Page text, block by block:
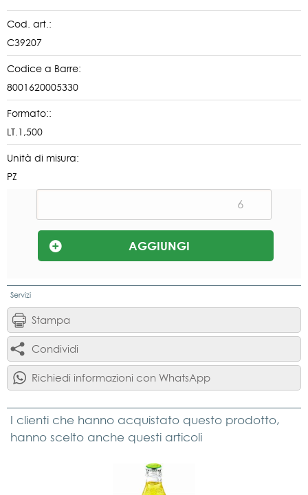
Cod. art.:
C39207
Codice a Barre:
8001620005330
Formato::
LT.1,500
Unità di misura:
PZ
Servizi
Stampa
Condividi
Richiedi informazioni con WhatsApp
I clienti che hanno acquistato questo prodotto,
hanno scelto anche questi articoli